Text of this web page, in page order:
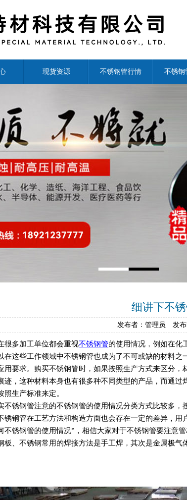
现货资源 不锈钢管行情 不锈钢
细讲下不
发布者：管理员 发布
很多加工单位都会重视不锈钢管的使用情况，例如在化
在这些工作领域中不锈钢管也成为了不可或缺的材料
用要求。购买不锈钢管时，如果按照生产方式来区分
迹，这种材料本身也有很多种不同类型的产品，而通
照生产标准来定。
不锈钢管注意的不锈钢管的使用情况分类方式比较多
锈钢管在工艺方法和构造方面也会存在一定的差异，
不锈钢管的使用情况”，相信大家对于不锈钢管要注意
板、不锈钢常用的焊接方法是手工焊，其次是金属极气